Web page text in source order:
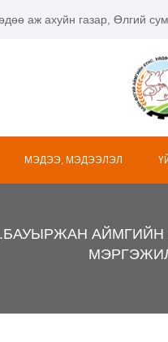
аж ахуйн газар, Өлгий
МЭДЭЭ, МЭДЭЭЛЭЛ